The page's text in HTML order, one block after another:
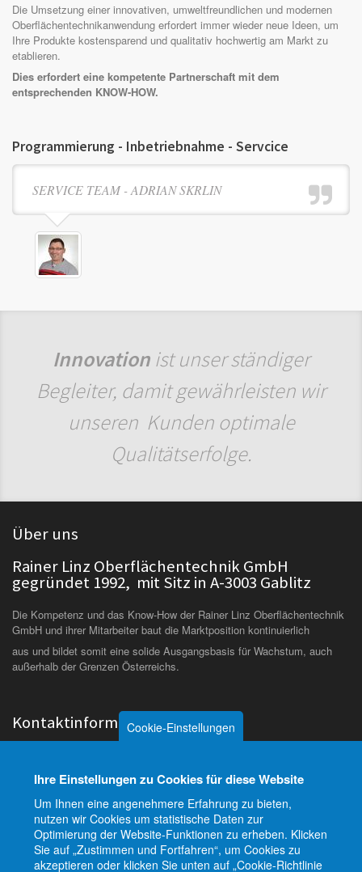
Die Umsetzung einer innovativen, umweltfreundlichen und modernen
Oberflächentechnikanwendung erfordert immer wieder neue Ideen, um
Ihre Produkte kostensparend und qualitativ hochwertig am Markt zu
etablieren.
Dies erfordert eine kompetente Partnerschaft mit dem
entsprechenden KNOW-HOW.
Programmierung - Inbetriebnahme - Servcice
SERVICE TEAM - ADRIAN SKRLIN
Innovation ist unser ständiger
Begleiter, damit gewährleisten wir
unseren Kunden optimale
Qualitätserfolge.
Über uns
Rainer Linz Oberflächentechnik GmbH
gegründet 1992, mit Sitz in A-3003 Gablitz
Die Kompetenz und das Know-How der Rainer Linz Oberflächentechnik
GmbH und ihrer Mitarbeiter baut die Marktposition kontinuierlich
aus und bildet somit eine solide Ausgangsbasis für Wachstum, auch
außerhalb der Grenzen Österreichs.
Kontaktinformation
Linzer Strasse 1
A-3003 Gablitz (bei Wien)
Tel.
+43 2231 - 65191-
0
Fax
+43 2231 - 65193-
D-74357 Bönnigheim
Tel. +49 151 27183516
Cookie-Einstellungen
Ihre Einstellungen zu Cookies für diese Website
Um Ihnen eine angenehmere Erfahrung zu bieten,
nutzen wir Cookies um statistische Daten zur
Optimierung der Website-Funktionen zu erheben. Klicken
Sie auf „Zustimmen und Fortfahren“, um Cookies zu
akzeptieren oder klicken Sie unten auf „Cookie-Richtlinie